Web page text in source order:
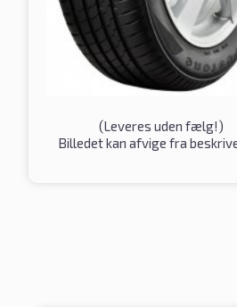
(Leveres uden fælg!)
Billedet kan afvige fra